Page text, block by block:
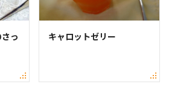
っ
キャロットゼリー